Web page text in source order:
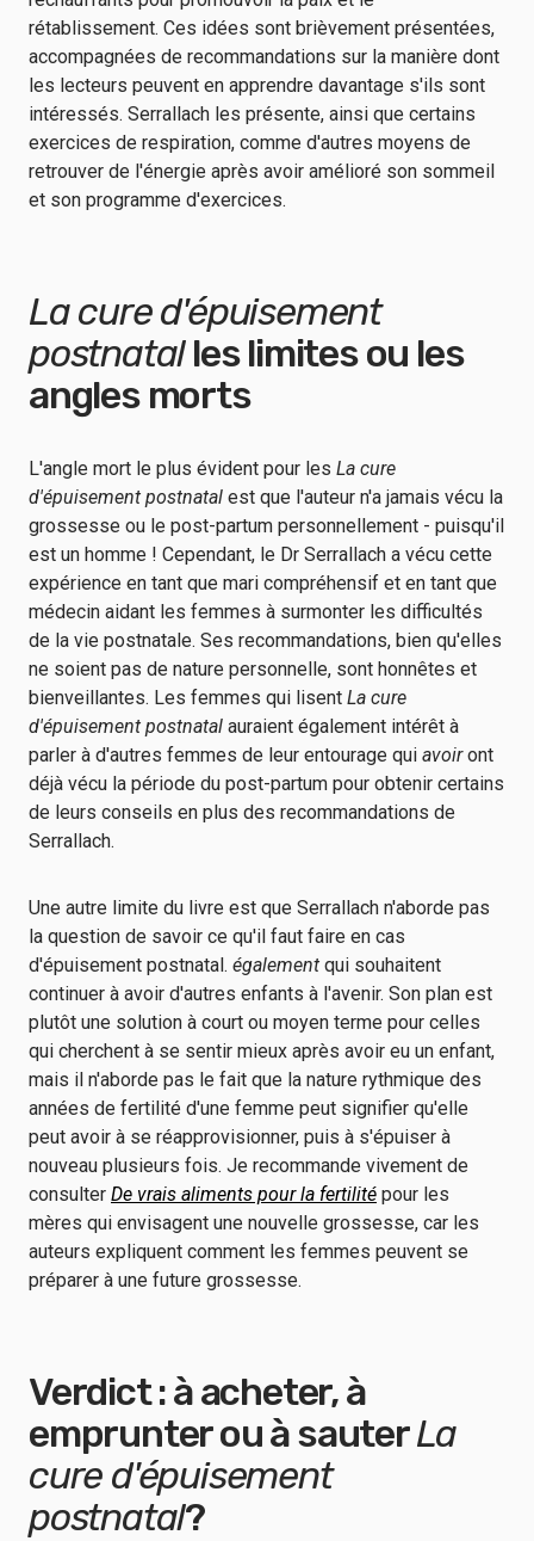
rétablissement. Ces idées sont brièvement présentées,
accompagnées de recommandations sur la manière dont
les lecteurs peuvent en apprendre davantage s'ils sont
intéressés. Serrallach les présente, ainsi que certains
exercices de respiration, comme d'autres moyens de
retrouver de l'énergie après avoir amélioré son sommeil
et son programme d'exercices.
La cure d'épuisement
postnatalles limites ou les
angles morts
L'angle mort le plus évident pour les La cure
d'épuisement postnatal est que l'auteur n'a jamais vécu la
grossesse ou le post-partum personnellement - puisqu'il
est un homme ! Cependant, le Dr Serrallach a vécu cette
expérience en tant que mari compréhensif et en tant que
médecin aidant les femmes à surmonter les difficultés
de la vie postnatale. Ses recommandations, bien qu'elles
ne soient pas de nature personnelle, sont honnêtes et
bienveillantes. Les femmes qui lisent La cure
d'épuisement postnatal auraient également intérêt à
parler à d'autres femmes de leur entourage qui avoiront
déjà vécu la période du post-partum pour obtenir certains
de leurs conseils en plus des recommandations de
Serrallach.
Une autre limite du livre est que Serrallach n'aborde pas
la question de savoir ce qu'il faut faire en cas
d'épuisement postnatal. également qui souhaitent
continuer à avoir d'autres enfants à l'avenir. Son plan est
plutôt une solution à court ou moyen terme pour celles
qui cherchent à se sentir mieux après avoir eu un enfant,
mais il n'aborde pas le fait que la nature rythmique des
années de fertilité d'une femme peut signifier qu'elle
peut avoir à se réapprovisionner, puis à s'épuiser à
nouveau plusieurs fois. Je recommande vivement de
consulter De vrais aliments pour la fertilité pour les
mères qui envisagent une nouvelle grossesse, car les
auteurs expliquent comment les femmes peuvent se
préparer à une future grossesse.
Verdict : à acheter, à
emprunter ou à sauterLa
cure d'épuisement
postnatal?